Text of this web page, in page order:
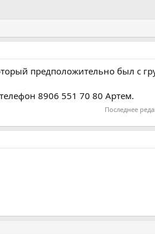
предположительно был с
8906 551 70 80 Артем.
Последнее